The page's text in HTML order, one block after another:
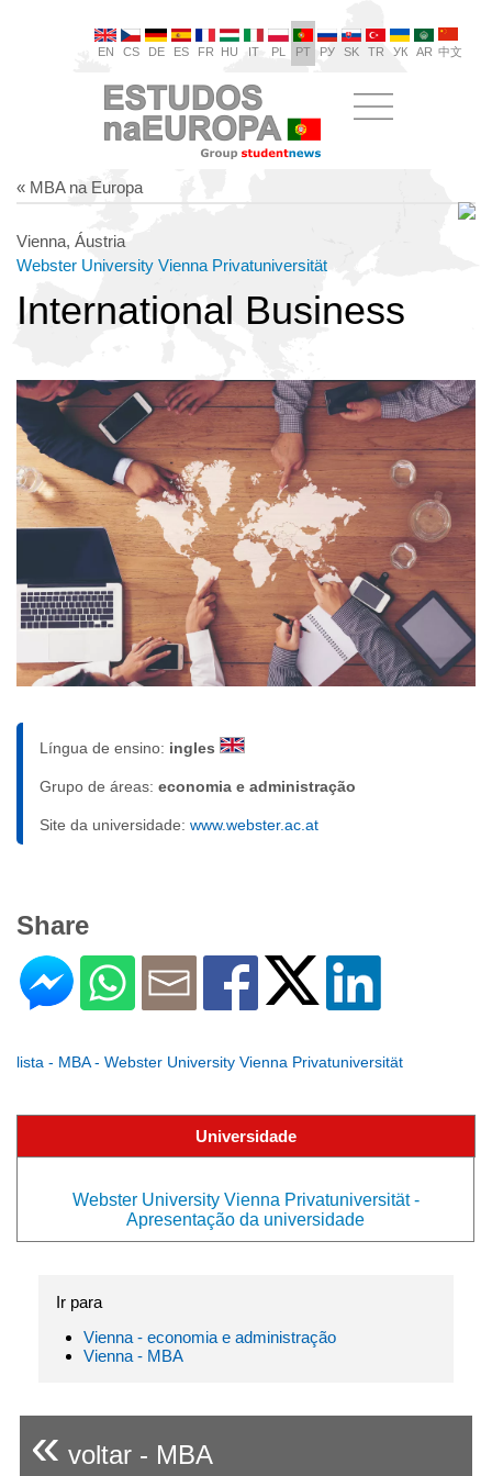
EN CS DE ES FR HU IT PL PT РУ SK TR УК AR 中文
« MBA na Europa
Vienna, Áustria
Webster University Vienna Privatuniversität
International Business
Língua de ensino: ingles
Grupo de áreas: economia e administração
Site da universidade: www.webster.ac.at
Share
lista - MBA - Webster University Vienna Privatuniversität
Universidade
Webster University Vienna Privatuniversität -
Apresentação da universidade
Ir para
Vienna - economia e administração
Vienna - MBA
« voltar - MBA